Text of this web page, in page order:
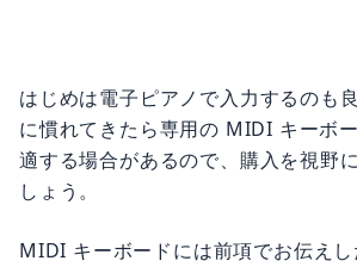
はじめは電子ピアノで入力するのも
に慣れてきたら専用の MIDI キーボ
適する場合があるので、購入を視野
しょう。
MIDI キーボードには前項でお伝え